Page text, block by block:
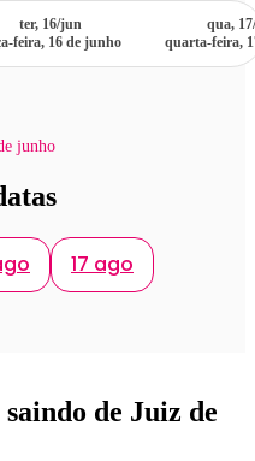
ter, 16/jun
feira, 16 de junho
qua,
quarta-feira,
junho
17 ago
de Juiz de